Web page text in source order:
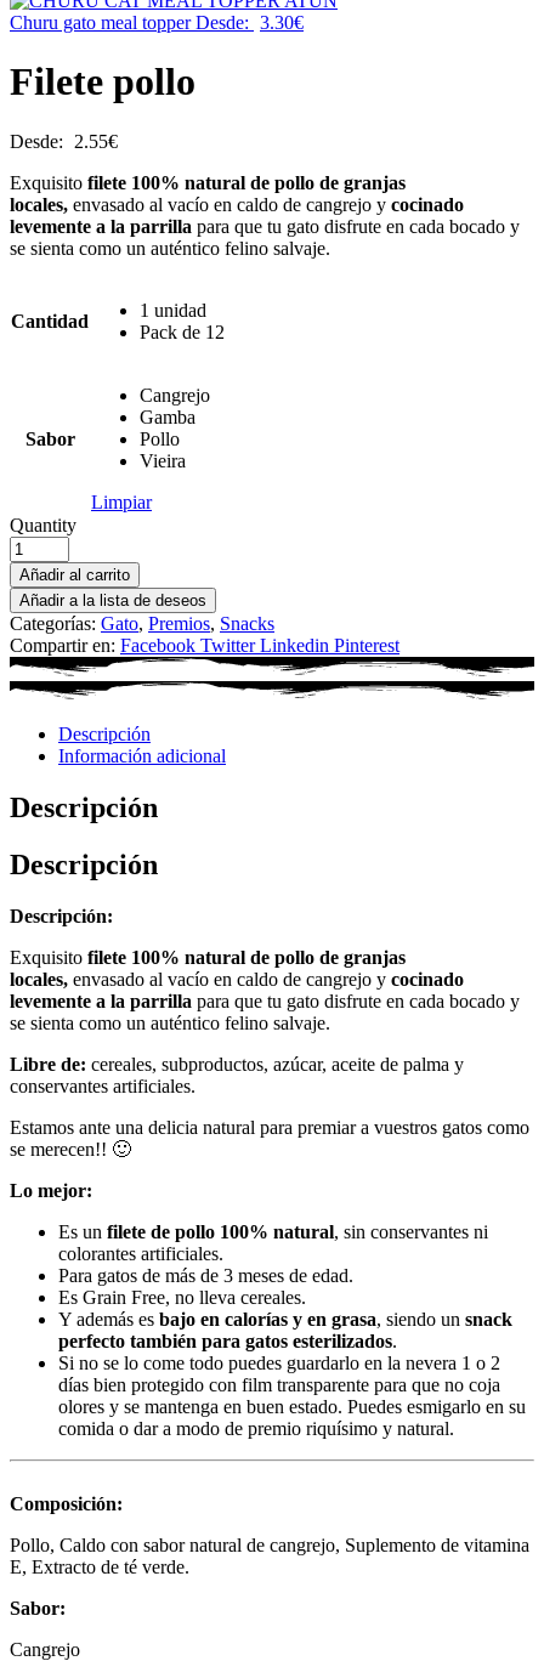
Churu gato meal topper Desde: 3.30€
Filete pollo
Desde: 2.55€
Exquisito filete 100% natural de pollo de granjas
locales, envasado al vacío en caldo de cangrejo y cocinado
levemente a la parrilla para que tu gato disfrute en cada bocado y
se sienta como un auténtico felino salvaje.
Cantidad
1 unidad
Pack de 12
Sabor
Cangrejo
Gamba
Pollo
Vieira
Limpiar
Quantity
Añadir al carrito
Añadir a la lista de deseos
Categorías: Gato, Premios, Snacks
Compartir en: Facebook Twitter Linkedin Pinterest
Descripción
Información adicional
Descripción
Descripción
Descripción:
Exquisito filete 100% natural de pollo de granjas
locales, envasado al vacío en caldo de cangrejo y cocinado
levemente a la parrilla para que tu gato disfrute en cada bocado y
se sienta como un auténtico felino salvaje.
Libre de: cereales, subproductos, azúcar, aceite de palma y
conservantes artificiales.
Estamos ante una delicia natural para premiar a vuestros gatos como
se merecen!! 🙂
Lo mejor:
Es un filete de pollo 100% natural, sin conservantes ni
colorantes artificiales.
Para gatos de más de 3 meses de edad.
Es Grain Free, no lleva cereales.
Y además es bajo en calorías y en grasa, siendo un snack
perfecto también para gatos esterilizados.
Si no se lo come todo puedes guardarlo en la nevera 1 o 2
días bien protegido con film transparente para que no coja
olores y se mantenga en buen estado. Puedes esmigarlo en su
comida o dar a modo de premio riquísimo y natural.
Composición:
Pollo, Caldo con sabor natural de cangrejo, Suplemento de vitamina
E, Extracto de té verde.
Sabor:
Cangrejo